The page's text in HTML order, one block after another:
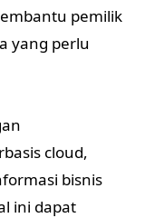
pemilik
yang perlu
cloud,
bisnis
ini dapat